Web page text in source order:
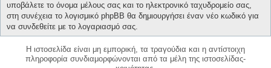
υποβάλετε το όνομα μέλους σας και το ηλεκτρονικό ταχυδρομείο σας,
στη συνέχεια το λογισμικό phpBB θα δημιουργήσει έναν νέο κωδικό για
να συνδεθείτε με το λογαριασμό σας.
Η ιστοσελίδα είναι μη εμπορική, τα τραγούδια και η αντίστοιχη
πληροφορία συνδιαμορφώνονται από τα μέλη της ιστοσελίδας-